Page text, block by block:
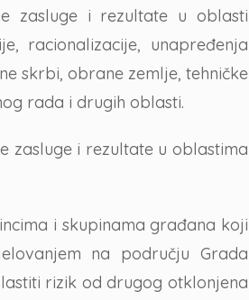
zasluge i rezultate u oblasti
racionalizacije, unapređenja
skrbi, obrane zemlje, tehničke
rada i drugih oblasti.
zasluge i rezultate u oblastima
i skupinama građana koji
na području Grada
rizik od drugog otklonjena